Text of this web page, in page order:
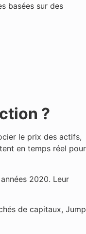
basées sur des
?
le prix des actifs,
en temps réel pour
2020. Leur
de capitaux, Jump